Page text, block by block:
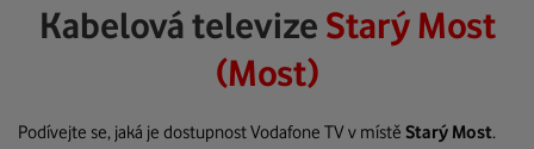
Kabelová televize Starý Most
(Most)
Podívejte se, jaká je dostupnost Vodafone TV v místě Starý Most.